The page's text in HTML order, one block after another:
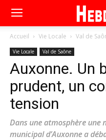
Accueil Vie Locale Val de
Vie Locale Val de Saône
Auxonne. Un
prudent, un
tension
Dans une atmosphère une
municipal d’Auxonne a